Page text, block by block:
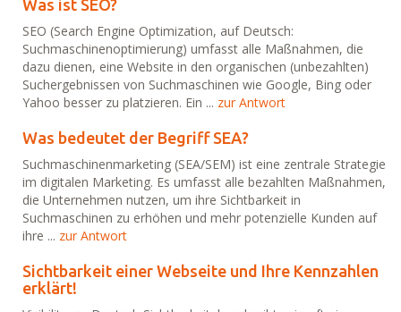
Was ist SEO?
SEO (Search Engine Optimization, auf Deutsch:
Suchmaschinenoptimierung) umfasst alle Maßnahmen, die
dazu dienen, eine Website in den organischen (unbezahlten)
Suchergebnissen von Suchmaschinen wie Google, Bing oder
Yahoo besser zu platzieren. Ein ... zur Antwort
Was bedeutet der Begriff SEA?
Suchmaschinenmarketing (SEA/SEM) ist eine zentrale Strategie
im digitalen Marketing. Es umfasst alle bezahlten Maßnahmen,
die Unternehmen nutzen, um ihre Sichtbarkeit in
Suchmaschinen zu erhöhen und mehr potenzielle Kunden auf
ihre ... zur Antwort
Sichtbarkeit einer Webseite und Ihre Kennzahlen
erklärt!